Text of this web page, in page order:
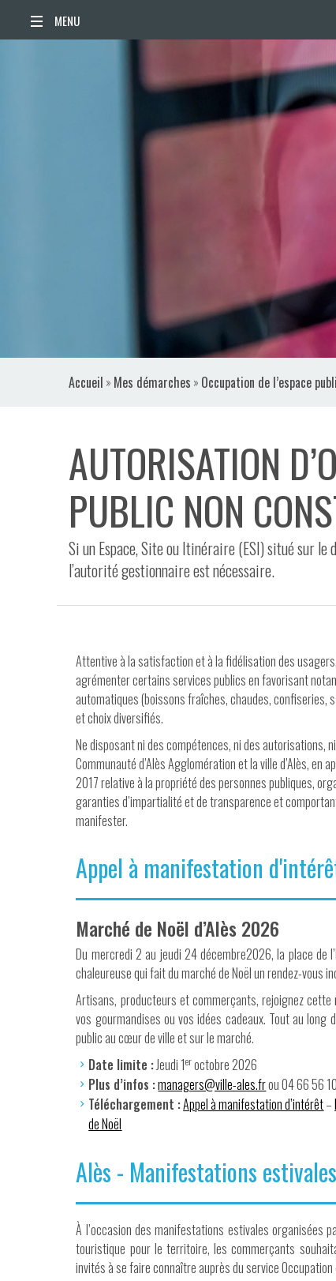
Accueil » Mes démarches » Occupation de l’espace
AUTORISATION
PUBLIC NON
Si un Espace, Site ou Itinéraire (ESI) situé sur
l’autorité gestionnaire est nécessaire.
Attentive à la satisfaction et à la fidélisation des
agrémenter certains services publics en favorisant
automatiques (boissons fraîches, chaudes,
et choix diversifiés.
Ne disposant ni des compétences, ni des autorisations,
Communauté d’Alès Agglomération et la ville d’Alès, en
2017 relative à la propriété des personnes publiques,
garanties d’impartialité et de transparence et
manifester.
Appel à manifestation
Marché de Noël d’Alès 2026
Du mercredi 2 au jeudi 24 décembre2026, la place de
chaleureuse qui fait du marché de Noël un rendez-vous
Artisans, producteurs et commerçants, rejoignez
vos gourmandises ou vos idées cadeaux. Tout au
public au cœur de ville et sur le marché.
Date limite :Jeudi 1eroctobre 2026
Plus d’infos :managers@ville-ales.frou 04 66 56
Téléchargement :Appel à manifestation d’intérêt–
de Noël
Alès - Manifestations estivales
À l’occasion des manifestations estivales organisées
touristique pour le territoire, les commerçants
invités à se faire connaître auprès du service Occupation